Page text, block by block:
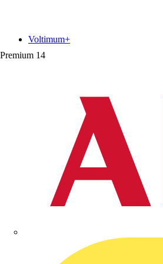
Premium 14
Voltimum+